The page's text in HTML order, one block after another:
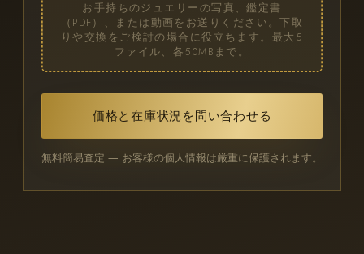
お手持ちのジュエリーの写真、鑑定書
（PDF）、または動画をお送りください。下取
りや交換をご検討の場合に役立ちます。最大5
ファイル、各50MBまで。
価格と在庫状況を問い合わせる
無料簡易査定 ― お客様の個人情報は厳重に保護されます。